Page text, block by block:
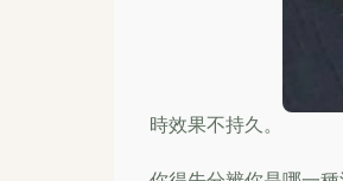
時效果不持久。